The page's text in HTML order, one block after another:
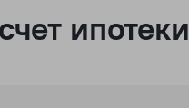
ипотеки